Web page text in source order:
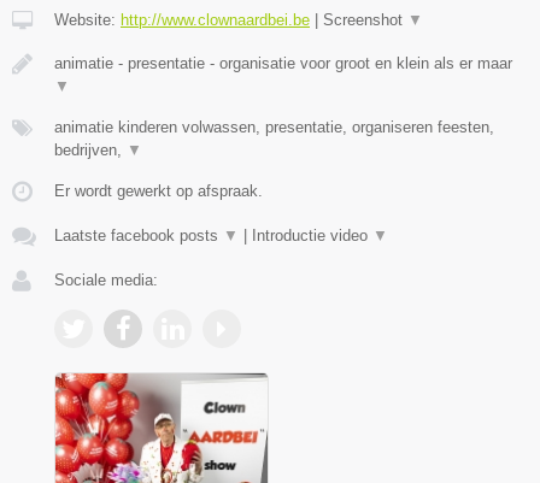
Website: http://www.clownaardbei.be Screenshot ▼
animatie - presentatie - organisatie voor groot en klein als er maar
▼
animatie kinderen volwassen, presentatie, organiseren feesten,
bedrijven, ▼
Er wordt gewerkt op afspraak.
Laatste facebook posts ▼ Introductie video ▼
Sociale media: